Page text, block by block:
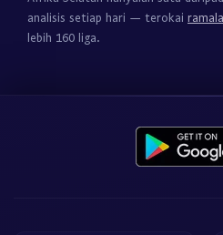
analisis setiap hari — terokai
lebih 160 liga.